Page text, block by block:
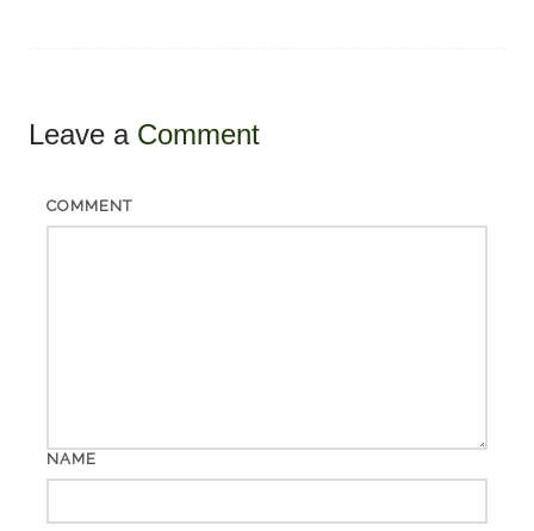
Leave a Comment
COMMENT
NAME